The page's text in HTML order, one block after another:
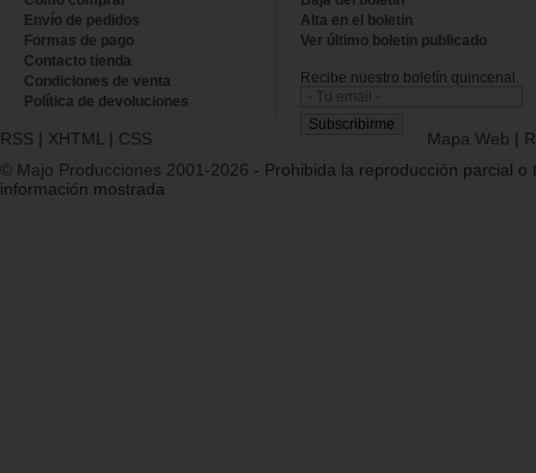
Envío de pedidos
Formas de pago
Contacto tienda
Condiciones de venta
Política de devoluciones
Alta en el boletin
Ver último boletin publicado
Recibe nuestro boletín quincenal.
RSS | XHTML | CSS Mapa Web |
© Majo Producciones 2001-2026 - Prohibida la reproducción parcial o
información mostrada